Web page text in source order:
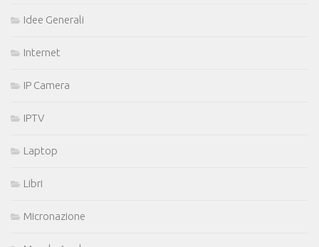
Idee Generali
Internet
IP Camera
IPTV
Laptop
Libri
Micronazione